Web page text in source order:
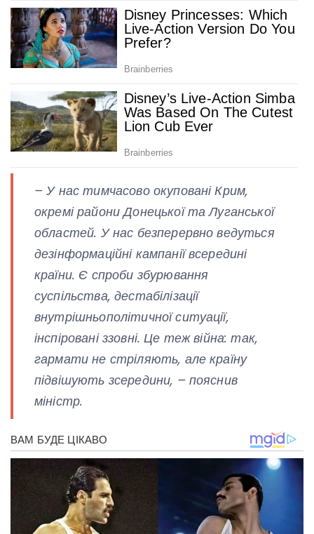
– У нас тимчасово окуповані Крим,
окремі райони Донецької та Луганської
областей. У нас безперервно ведуться
дезінформаційні кампанії всередині
країни. Є спроби збурювання
суспільства, дестабілізації
внутрішньополітичної ситуації,
інспіровані ззовні. Це теж війна: так,
гармати не стріляють, але країну
підвішують зсередини, – пояснив
міністр.